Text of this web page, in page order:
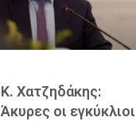
Κ. Χατζηδάκης:
Άκυρες οι εγκύκλιοι